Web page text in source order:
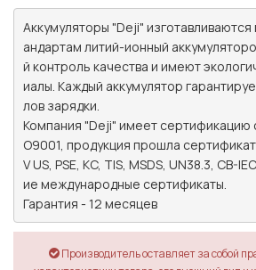
Аккумуляторы "Deji"
андартам литий-ионный
й контроль качества и имеют
иалы. Каждый аккумулятор
лов зарядки.
Компания "Deji" имеет сертификацию
O9001, продукция прошла
V US, PSE, KC, TIS, MSDS, UN38.3, CB-
ие международные сертификаты.
Гарантия - 12 месяцев
Производитель оставляет за собой